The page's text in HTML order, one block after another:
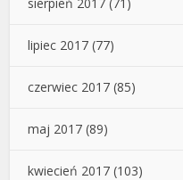
lipiec 2017 (77)
czerwiec 2017 (85)
maj 2017 (89)
kwiecień 2017 (103)